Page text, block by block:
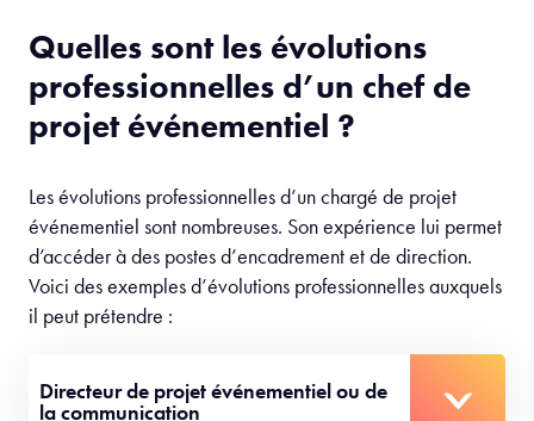
Quelles sont les évolutions
professionnelles d’un chef de
projet événementiel ?
Les évolutions professionnelles d’un chargé de projet
événementiel sont nombreuses. Son expérience lui permet
d’accéder à des postes d’encadrement et de direction.
Voici des exemples d’évolutions professionnelles auxquels
il peut prétendre :
Directeur de projet événementiel ou de
la communication